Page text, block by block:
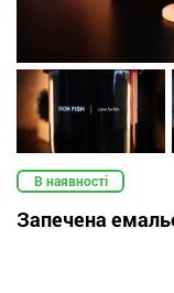
В наявності
Запечена